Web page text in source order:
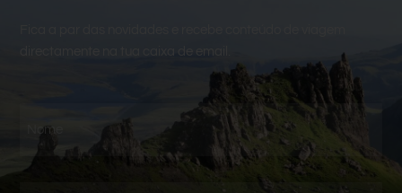
directamente na tua caixa de email.